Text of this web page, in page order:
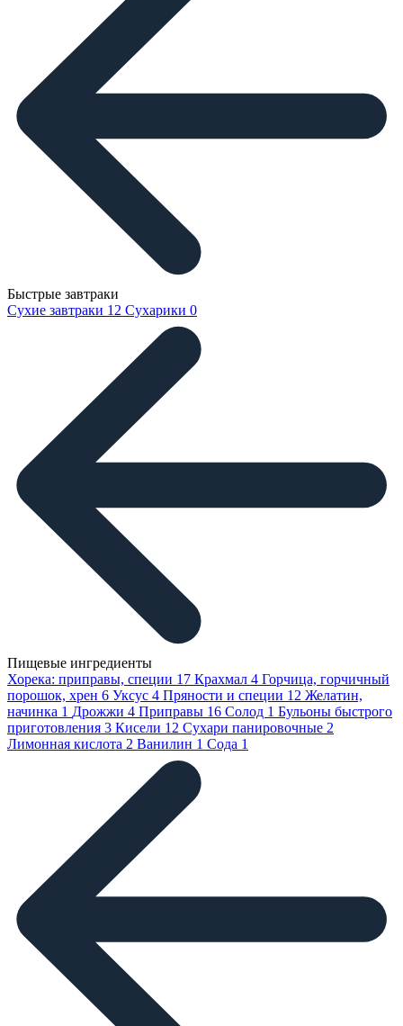
Быстрые завтраки
Сухие завтраки 12 Сухарики 0
Пищевые ингредиенты
Хорека: приправы, специи 17 Крахмал 4 Горчица, горчичный
порошок, хрен 6 Уксус 4 Пряности и специи 12 Желатин,
начинка 1 Дрожжи 4 Приправы 16 Солод 1 Бульоны быстрого
приготовления 3 Кисели 12 Сухари панировочные 2
Лимонная кислота 2 Ванилин 1 Сода 1